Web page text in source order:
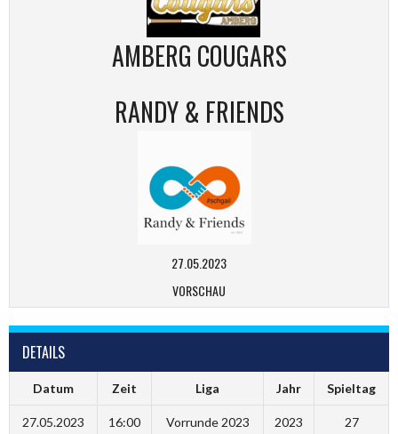
AMBERG COUGARS
RANDY & FRIENDS
27.05.2023
VORSCHAU
DETAILS
Datum Zeit Liga Jahr Spieltag
27.05.2023 16:00 Vorrunde 2023 2023 27